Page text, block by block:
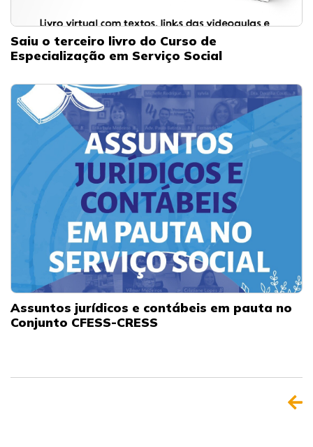
Saiu o terceiro livro do Curso de
Especialização em Serviço Social
Assuntos jurídicos e contábeis em pauta no
Conjunto CFESS-CRESS